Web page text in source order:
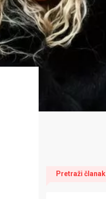
Pretraži članak